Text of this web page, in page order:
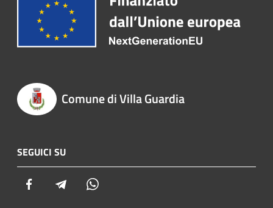
Comune di Villa Guardia
SEGUICI SU
Facebook Telegram